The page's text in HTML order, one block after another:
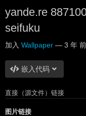
yande.re
seifuku
加入 Wallpaper — 3 年 前
嵌入代码
直接（源文件）链接
图片链接